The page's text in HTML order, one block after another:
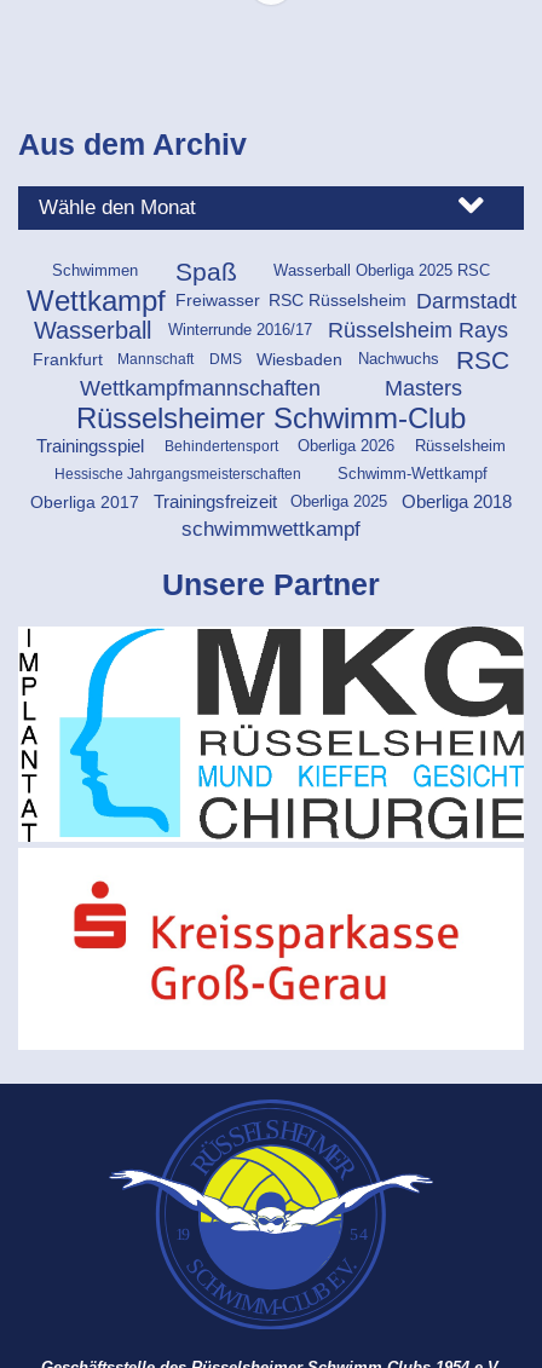
Aus dem Archiv
Schwimmen Spaß Wasserball Oberliga 2025 RSC
Wettkampf Freiwasser RSC Rüsselsheim Darmstadt
Wasserball Winterrunde 2016/17 Rüsselsheim Rays
Frankfurt Mannschaft DMS Wiesbaden Nachwuchs RSC
Wettkampfmannschaften Masters
Rüsselsheimer Schwimm-Club
Trainingsspiel Behindertensport Oberliga 2026 Rüsselsheim
Hessische Jahrgangsmeisterschaften Schwimm-Wettkampf
Oberliga 2017 Trainingsfreizeit Oberliga 2025 Oberliga 2018
schwimmwettkampf
Unsere Partner